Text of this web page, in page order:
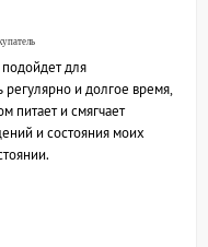
для
регулярно и долгое время,
питает и смягчает
и состояния моих